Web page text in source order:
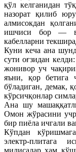
қўл келганидан
назорат қилиб
алмисокдан
ишчиси бор —
кабелларни
Куни кеча ана
сути оғзидан
жонивор уч
яъни, қор бетига
бўладиган, демак,
кўрсичқонлар
Ана шу
Омон жўрасини
бир пиёла ичгали
Кўпдан
электр-плитага
милисалар ҳам